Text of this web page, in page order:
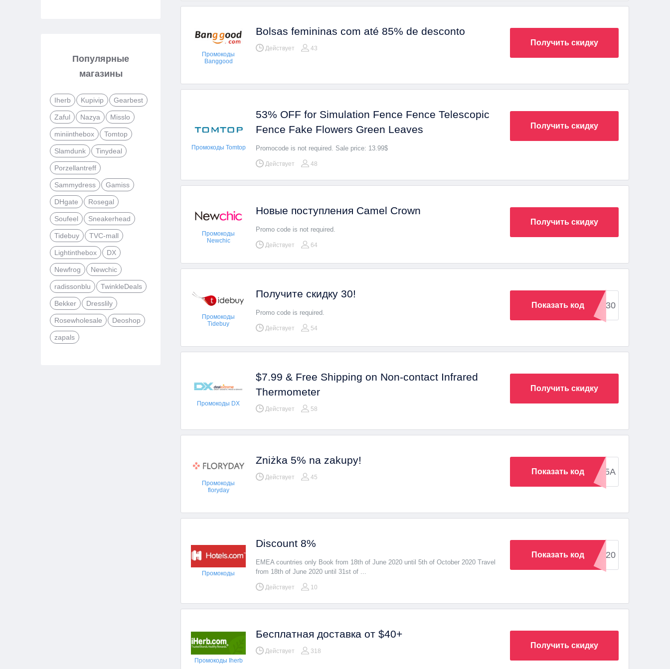
Популярные
магазины
Iherb Kupivip Gearbest
Zaful Nazya Misslo
miniinthebox Tomtop
Slamdunk Tinydeal
Porzellantreff
Sammydress Gamiss
DHgate Rosegal
Soufeel Sneakerhead
Tidebuy TVC-mall
Lightinthebox DX
Newfrog Newchic
radissonblu TwinkleDeals
Bekker Dresslily
Rosewholesale Deoshop
zapals
Промокоды
Banggood
Bolsas femininas com até 85% de desconto
Действует 43
Получить скидку
Промокоды Tomtop
53% OFF for Simulation Fence Fence Telescopic
Fence Fake Flowers Green Leaves
Promocode is not required. Sale price: 13.99$
Действует 48
Получить скидку
Промокоды
Newchic
Новые поступления Camel Crown
Promo code is not required.
Действует 64
Получить скидку
Промокоды
Tidebuy
Получите скидку 30!
Promo code is required.
Действует 54
Показать код AFF30
Промокоды DX
$7.99 & Free Shipping on Non-contact Infrared
Thermometer
Действует 58
Получить скидку
Промокоды
floryday
Zniżka 5% na zakupy!
Действует 45
Показать кодFLORY5A
Промокоды
Discount 8%
EMEA countries only Book from 18th of June 2020 until 5th of October 2020 Travel
from 18th of June 2020 until 31st of ...
Действует 10
Показать код
FFHCOM3Q20
Промокоды Iherb
Бесплатная доставка от $40+
Действует 318
Получить скидку